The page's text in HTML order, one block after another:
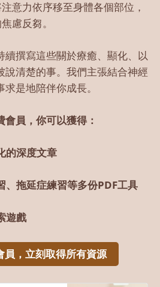
注意力依序移至身體各個部位，
慮反芻。
續撰寫這些關於療癒、顯化、以
說清楚的事。我們主張結合神經
是地陪伴你成長。
會員，你可以獲得：
的深度文章
、拖延症練習等多份PDF工具
遊戲
，立刻取得所有資源